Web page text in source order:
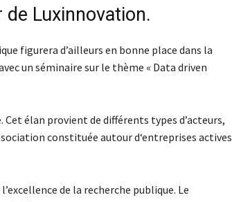
Luxinnovation.
figurera d’ailleurs en bonne place dans la
un séminaire sur le thème « Data driven
élan provient de différents types d’acteurs,
constituée autour d‘entreprises actives
de la recherche publique. Le